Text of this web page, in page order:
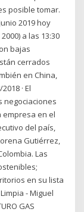
posible tomar.
2019 hoy
a las 13:30
bajas
cerrados
en China,
· El
negociaciones
empresa en el
del país,
Gutiérrez,
Las
en su lista
- Miguel
GAS